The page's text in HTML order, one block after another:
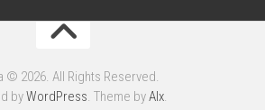
© 2026. All Rights Reserved.
byWordPress. Theme byAlx.